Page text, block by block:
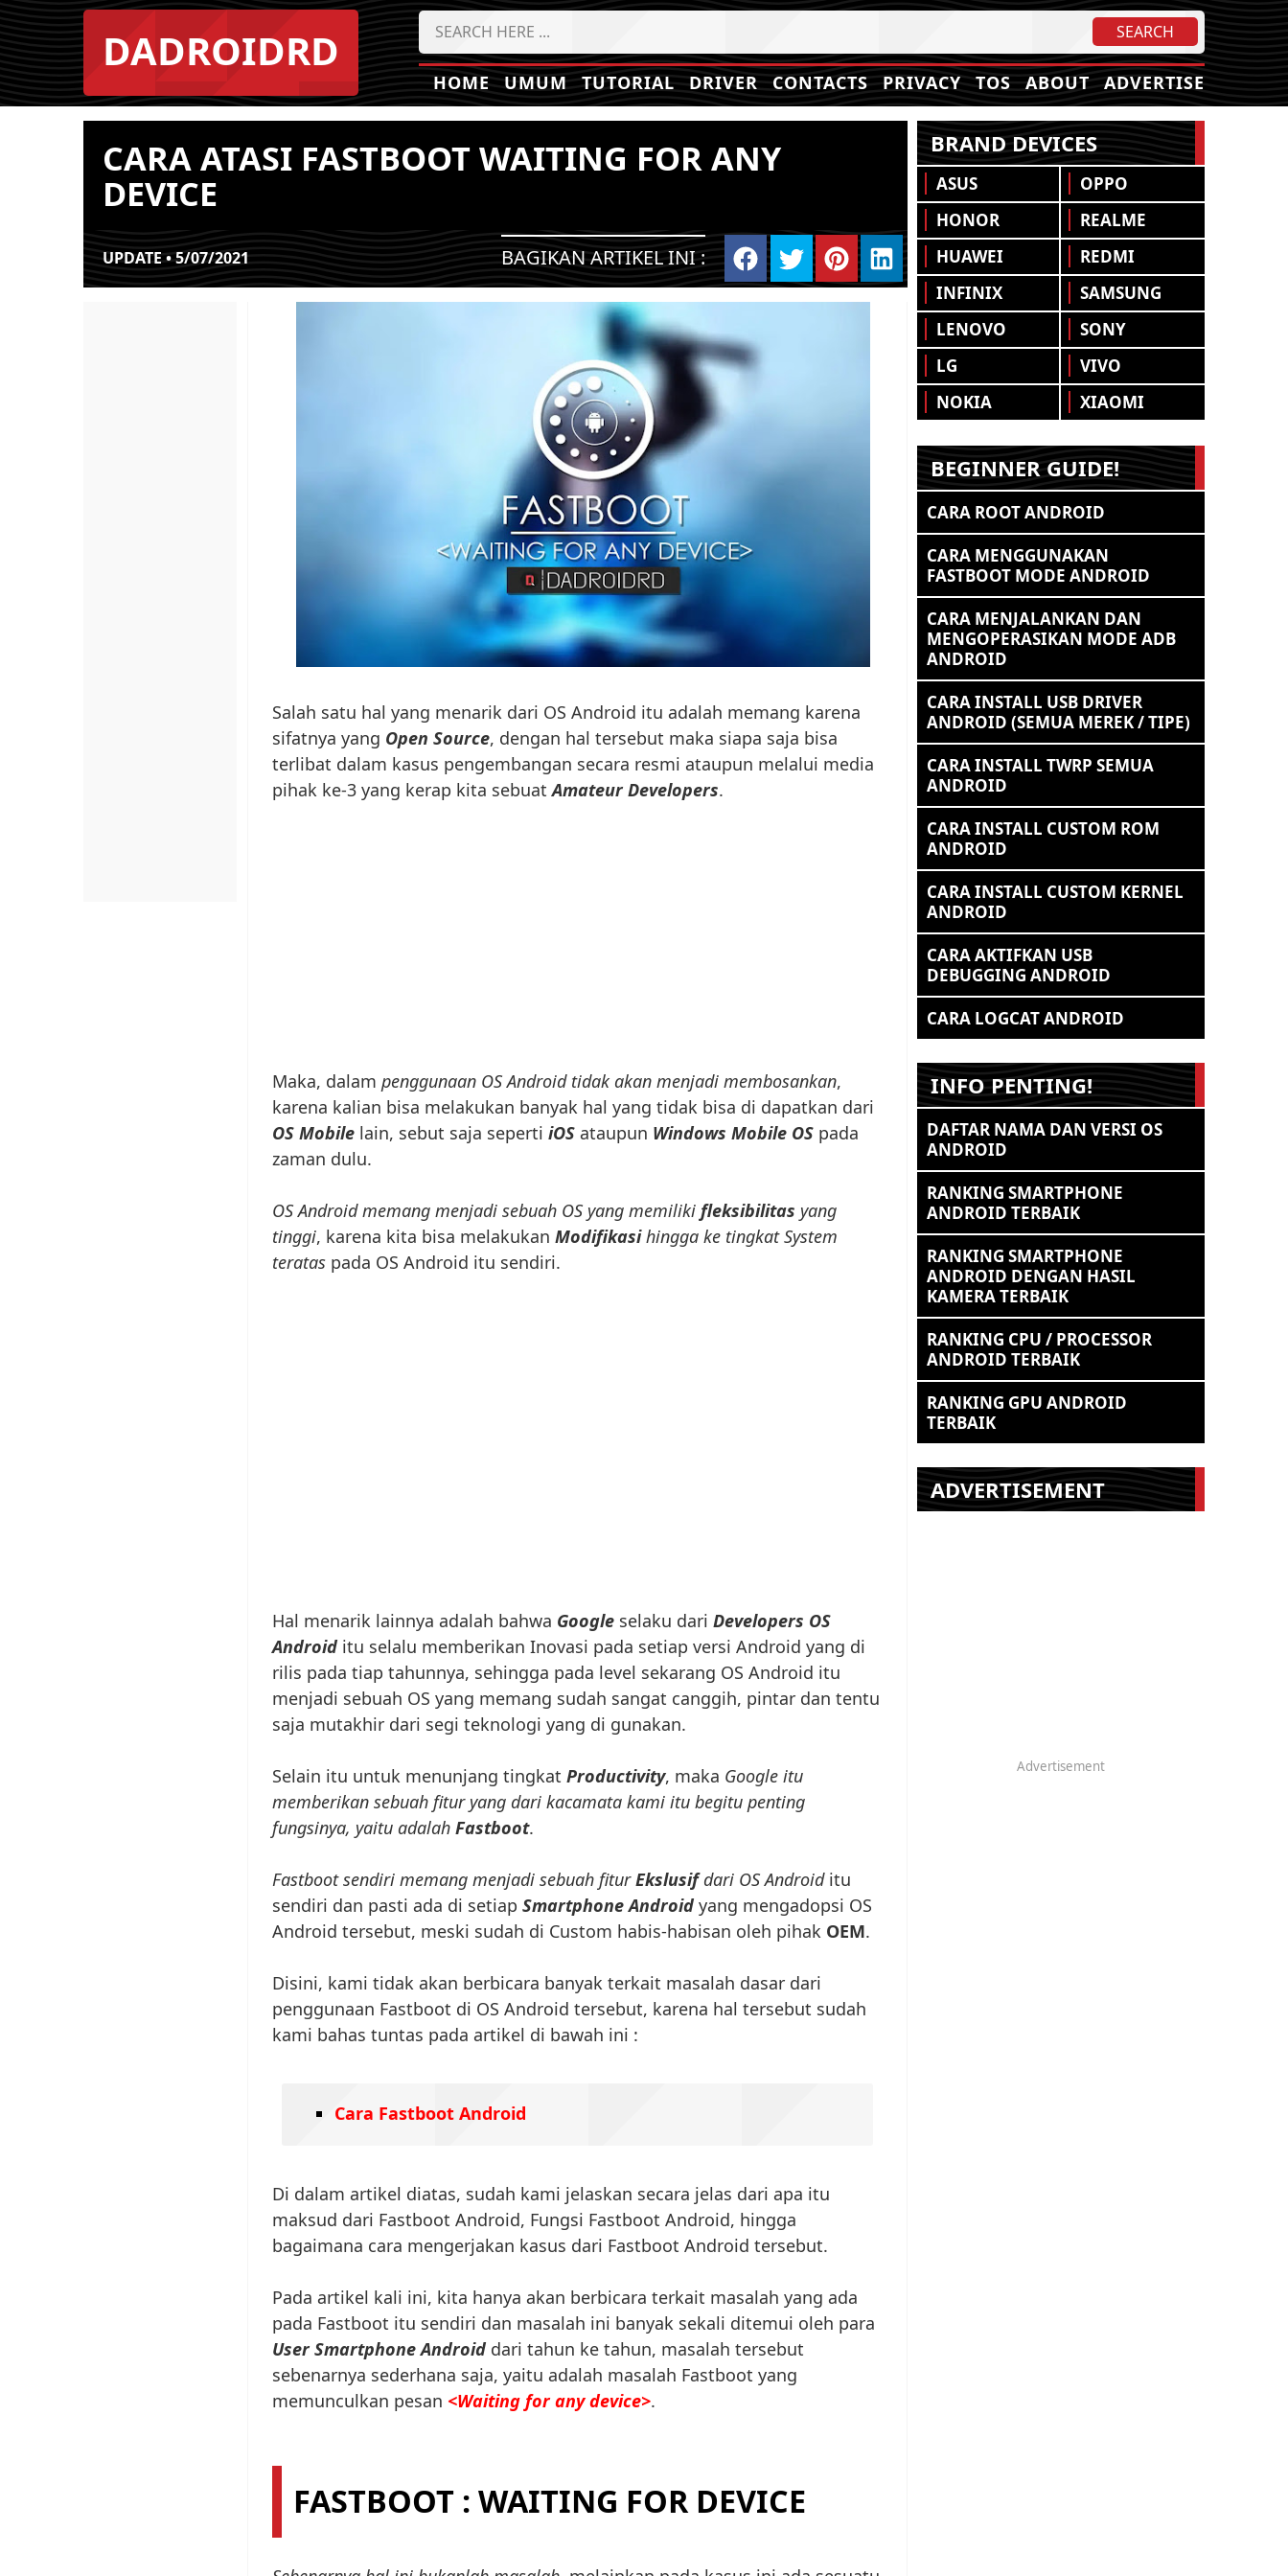
DADROIDRD
HOME UMUM TUTORIAL DRIVER CONTACTS PRIVACY TOS ABOUT ADVERTISE
CARA ATASI FASTBOOT WAITING FOR ANY
DEVICE
UPDATE • 5/07/2021 BAGIKAN ARTIKEL INI :
Salah satu hal yang menarik dari OS Android itu adalah memang karena
sifatnya yang Open Source, dengan hal tersebut maka siapa saja bisa
terlibat dalam kasus pengembangan secara resmi ataupun melalui media
pihak ke-3 yang kerap kita sebuatAmateur Developers.
Maka, dalam penggunaan OS Android tidak akan menjadi membosankan,
karena kalian bisa melakukan banyak hal yang tidak bisa di dapatkan dari
OS Mobile lain, sebut saja seperti iOS ataupun Windows Mobile OS pada
zaman dulu.
OS Android memang menjadi sebuah OS yang memiliki fleksibilitas yang
tinggi, karena kita bisa melakukan Modifikasihingga ke tingkat System
teratas pada OS Android itu sendiri.
Hal menarik lainnya adalah bahwa Google selaku dari Developers OS
Android itu selalu memberikan Inovasi pada setiap versi Android yang di
rilis pada tiap tahunnya, sehingga pada level sekarang OS Android itu
menjadi sebuah OS yang memang sudah sangat canggih, pintar dan tentu
saja mutakhir dari segi teknologi yang di gunakan.
Selain itu untuk menunjang tingkat Productivity, maka Google itu
memberikan sebuah fitur yang dari kacamata kami itu begitu penting
fungsinya, yaitu adalah Fastboot.
Fastboot sendiri memang menjadi sebuah fiturEkslusifdari OS Androiditu
sendiri dan pasti ada di setiap Smartphone Android yang mengadopsi OS
Android tersebut, meski sudah di Custom habis-habisan oleh pihak OEM.
Disini, kami tidak akan berbicara banyak terkait masalah dasar dari
penggunaan Fastboot di OS Android tersebut, karena hal tersebut sudah
kami bahas tuntas pada artikel di bawah ini :
Cara Fastboot Android
Di dalam artikel diatas, sudah kami jelaskan secara jelas dari apa itu
maksud dari Fastboot Android, Fungsi Fastboot Android, hingga
bagaimana cara mengerjakan kasus dari Fastboot Android tersebut.
Pada artikel kali ini, kita hanya akan berbicara terkait masalah yang ada
pada Fastboot itu sendiri dan masalah ini banyak sekali ditemui oleh para
User Smartphone Android dari tahun ke tahun, masalah tersebut
sebenarnya sederhana saja, yaitu adalah masalah Fastboot yang
memunculkan pesan <Waiting for any device>.
FASTBOOT : WAITING FOR DEVICE
BRAND DEVICES
ASUS
HONOR
HUAWEI
INFINIX
LENOVO
LG
NOKIA
OPPO
REALME
REDMI
SAMSUNG
SONY
VIVO
XIAOMI
BEGINNER GUIDE!
CARA ROOT ANDROID
CARA MENGGUNAKAN
FASTBOOT MODE ANDROID
CARA MENJALANKAN DAN
MENGOPERASIKAN MODE ADB
ANDROID
CARA INSTALL USB DRIVER
ANDROID (SEMUA MEREK / TIPE)
CARA INSTALL TWRP SEMUA
ANDROID
CARA INSTALL CUSTOM ROM
ANDROID
CARA INSTALL CUSTOM KERNEL
ANDROID
CARA AKTIFKAN USB
DEBUGGING ANDROID
CARA LOGCAT ANDROID
INFO PENTING!
DAFTAR NAMA DAN VERSI OS
ANDROID
RANKING SMARTPHONE
ANDROID TERBAIK
RANKING SMARTPHONE
ANDROID DENGAN HASIL
KAMERA TERBAIK
RANKING CPU / PROCESSOR
ANDROID TERBAIK
RANKING GPU ANDROID
TERBAIK
ADVERTISEMENT
Advertisement